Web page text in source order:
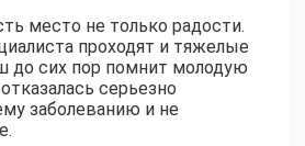
место не только радости.
проходят и тяжелые
до сих пор помнит молодую
серьезно
заболеванию и не